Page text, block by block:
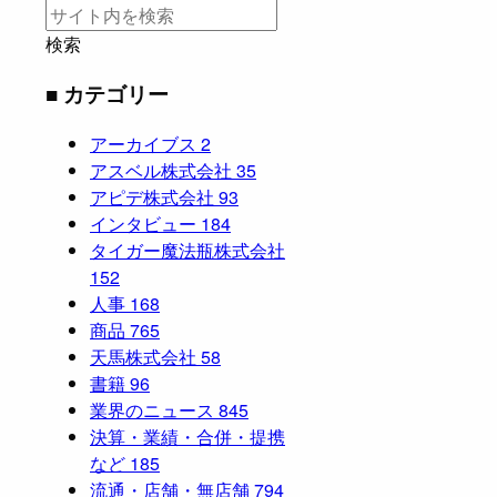
検索
■ カテゴリー
アーカイブス 2
アスベル株式会社 35
アピデ株式会社 93
インタビュー 184
タイガー魔法瓶株式会社
152
人事 168
商品 765
天馬株式会社 58
書籍96
業界のニュース 845
決算・業績・合併・提携
など 185
流通・店舗・無店舗794